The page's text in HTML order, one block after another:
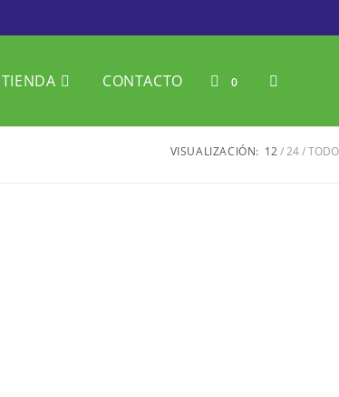
TIENDA CONTACTO 0
VISUALIZACIÓN: 12 24 TODO